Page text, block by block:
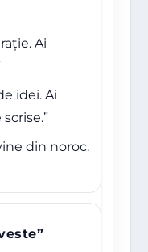
Ai
idei. Ai
din noroc.